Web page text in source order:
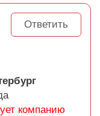
Ответить
компанию